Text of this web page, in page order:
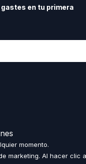
en tu primera
momento.
marketing. Al hacer clic a